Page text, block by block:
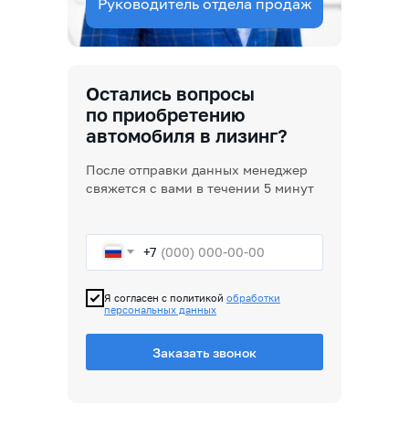
+7
Я согласен с политикой обработки
персональных данных
Заказать звонок
Остались вопросы
по приобретению
автомобиля в лизинг?
После отправки данных менеджер
свяжется с вами в течении 5 минут